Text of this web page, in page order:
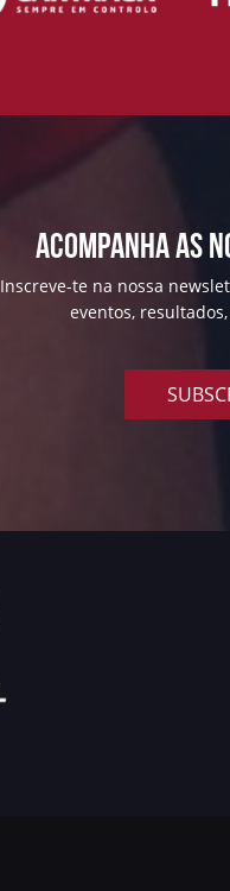
ACOMPANHA AS
Inscreve-te na nossa
eventos,